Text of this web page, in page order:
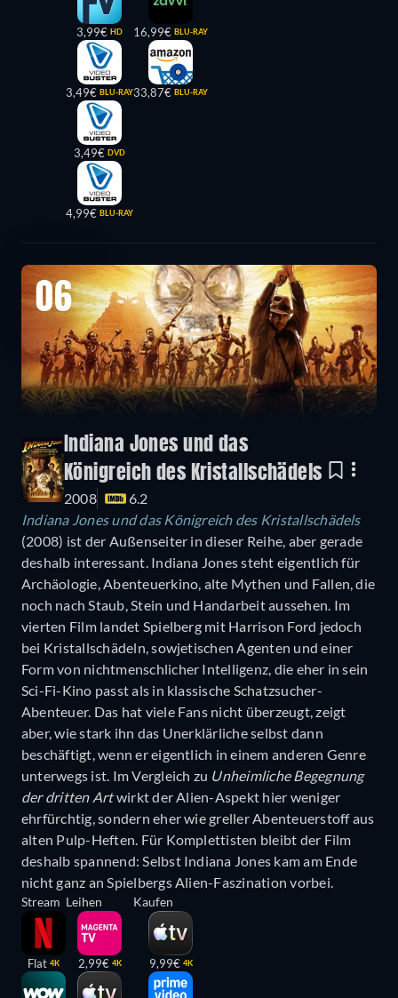
3,99€ HD
3,49€ BLU-RAY
3,49€ DVD
4,99€ BLU-RAY
16,99€ BLU-RAY
33,87€ BLU-RAY
06
Indiana Jones und das
Königreich des Kristallschädels
2008
6.2
Indiana Jones und das Königreich des Kristallschädels
(2008) ist der Außenseiter in dieser Reihe, aber gerade
deshalb interessant. Indiana Jones steht eigentlich für
Archäologie, Abenteuerkino, alte Mythen und Fallen, die
noch nach Staub, Stein und Handarbeit aussehen. Im
vierten Film landet Spielberg mit Harrison Ford jedoch
bei Kristallschädeln, sowjetischen Agenten und einer
Form von nichtmenschlicher Intelligenz, die eher in sein
Sci-Fi-Kino passt als in klassische Schatzsucher-
Abenteuer. Das hat viele Fans nicht überzeugt, zeigt
aber, wie stark ihn das Unerklärliche selbst dann
beschäftigt, wenn er eigentlich in einem anderen Genre
unterwegs ist. Im Vergleich zu Unheimliche Begegnung
der dritten Artwirkt der Alien-Aspekt hier weniger
ehrfürchtig, sondern eher wie greller Abenteuerstoff aus
alten Pulp-Heften. Für Komplettisten bleibt der Film
deshalb spannend: Selbst Indiana Jones kam am Ende
nicht ganz an Spielbergs Alien-Faszination vorbei.
Stream
Flat 4K
Leihen
2,99€ 4K
Kaufen
9,99€ 4K